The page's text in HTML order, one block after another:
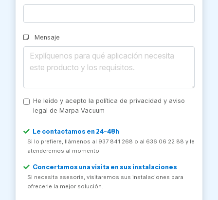
Mensaje
He leído y acepto la política de privacidad y aviso
legal de Marpa Vacuum
Le contactamos en 24-48h
Si lo prefiere, llámenos al 937 841 268 o al 636 06 22 88 y le
atenderemos al momento.
Concertamos una visita en sus instalaciones
Si necesita asesoría, visitaremos sus instalaciones para
ofrecerle la mejor solución.